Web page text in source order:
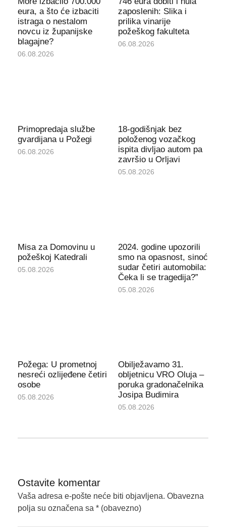
eura, a što će izbaciti
istraga o nestalom
novcu iz županijske
blagajne?
06.08.2026
zaposlenih: Slika i
prilika vinarije
požeškog fakulteta
06.08.2026
Primopredaja službe
gvardijana u Požegi
06.08.2026
18-godišnjak bez
položenog vozačkog
ispita divljao autom pa
završio u Orljavi
05.08.2026
Misa za Domovinu u
požeškoj Katedrali
05.08.2026
2024. godine upozorili
smo na opasnost, sinoć
sudar četiri automobila:
Čeka li se tragedija?”
05.08.2026
Požega: U prometnoj
nesreći ozlijeđene četiri
osobe
05.08.2026
Obilježavamo 31.
obljetnicu VRO Oluja –
poruka gradonačelnika
Josipa Budimira
05.08.2026
Ostavite komentar
Vaša adresa e-pošte neće biti objavljena. Obavezna
polja su označena sa * (obavezno)